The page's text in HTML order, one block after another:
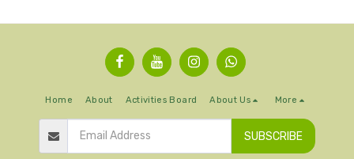
Home About Activities Board About Us More
SUBSCRIBE